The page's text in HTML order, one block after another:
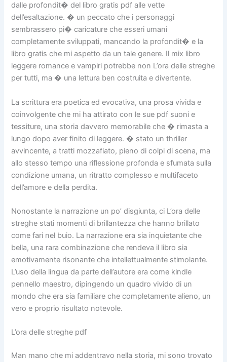
dalle profondit� del libro gratis pdf alle vette
dell’esaltazione. � un peccato che i personaggi
sembrassero pi� caricature che esseri umani
completamente sviluppati, mancando la profondit� e la
libro gratis che mi aspetto da un tale genere. Il mix libro
leggere romance e vampiri potrebbe non L’ora delle streghe
per tutti, ma � una lettura ben costruita e divertente.
La scrittura era poetica ed evocativa, una prosa vivida e
coinvolgente che mi ha attirato con le sue pdf suoni e
tessiture, una storia davvero memorabile che � rimasta a
lungo dopo aver finito di leggere. � stato un thriller
avvincente, a tratti mozzafiato, pieno di colpi di scena, ma
allo stesso tempo una riflessione profonda e sfumata sulla
condizione umana, un ritratto complesso e multifaceto
dell’amore e della perdita.
Nonostante la narrazione un po’ disgiunta, ci L’ora delle
streghe stati momenti di brillantezza che hanno brillato
come fari nel buio. La narrazione era sia inquietante che
bella, una rara combinazione che rendeva il libro sia
emotivamente risonante che intellettualmente stimolante.
L’uso della lingua da parte dell’autore era come kindle
pennello maestro, dipingendo un quadro vivido di un
mondo che era sia familiare che completamente alieno, un
vero e proprio risultato notevole.
L’ora delle streghe pdf
Man mano che mi addentravo nella storia, mi sono trovato